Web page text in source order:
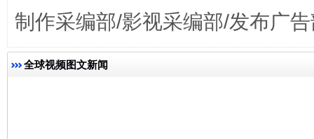
制作采编部/影视采编部/发布广
全球视频图文新闻